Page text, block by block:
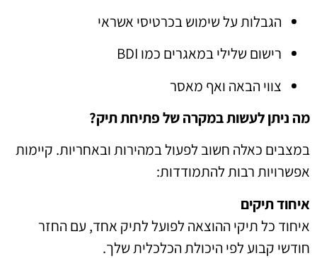
הגבלות על שימוש בכרטיסי אשראי
רישום שלילי במאגרים כמו BDI
צווי הבאה ואף מאסר
מה ניתן לעשות במקרה של פתיחת תיק?
במצבים כאלה חשוב לפעול במהירות ובאחריות. קיימות
אפשרויות רבות להתמודדות:
איחוד תיקים
איחוד כל תיקי ההוצאה לפועל לתיק אחד, עם החזר
חודשי קבוע לפי היכולת הכלכלית שלך.